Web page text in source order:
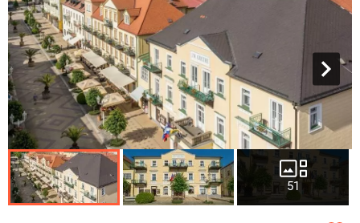
51